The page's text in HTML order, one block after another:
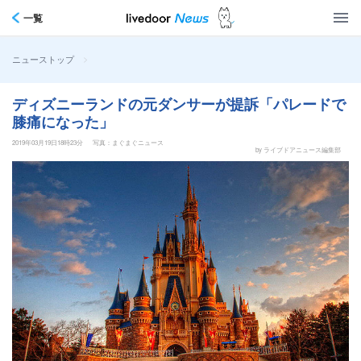
一覧
ニューストップ >
ディズニーランドの元ダンサーが提訴「パレードで
膝痛になった」
2019年03月19日18時23分
写真：まぐまぐニュース
by ライブドアニュース編集部